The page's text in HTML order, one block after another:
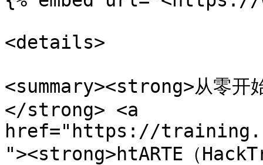
<details>
<summary><strong>从零开
</strong> <a
href="https://
"><strong>htARTE（